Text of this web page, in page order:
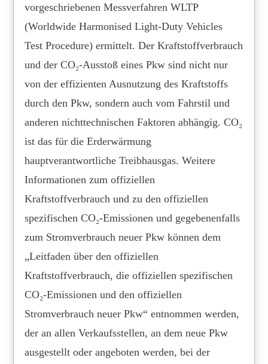
vorgeschriebenen Messverfahren WLTP
(Worldwide Harmonised Light-Duty Vehicles
Test Procedure) ermittelt. Der Kraftstoffverbrauch
und der CO₂-Ausstoß eines Pkw sind nicht nur
von der effizienten Ausnutzung des Kraftstoffs
durch den Pkw, sondern auch vom Fahrstil und
anderen nichttechnischen Faktoren abhängig. CO₂
ist das für die Erderwärmung
hauptverantwortliche Treibhausgas. Weitere
Informationen zum offiziellen
Kraftstoffverbrauch und zu den offiziellen
spezifischen CO₂-Emissionen und gegebenenfalls
zum Stromverbrauch neuer Pkw können dem
„Leitfaden über den offiziellen
Kraftstoffverbrauch, die offiziellen spezifischen
CO₂-Emissionen und den offiziellen
Stromverbrauch neuer Pkw“ entnommen werden,
der an allen Verkaufsstellen, an dem neue Pkw
ausgestellt oder angeboten werden, bei der